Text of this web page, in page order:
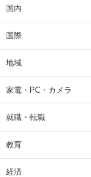
国内
国際
地域
家電・PC・カメラ
就職・転職
教育
経済